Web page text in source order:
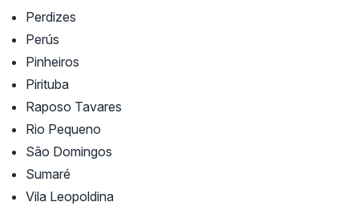
Perdizes
Perús
Pinheiros
Pirituba
Raposo Tavares
Rio Pequeno
São Domingos
Sumaré
Vila Leopoldina